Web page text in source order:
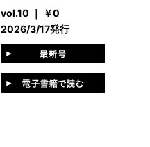
vol.10 ｜ ￥0
2026/3/17発行